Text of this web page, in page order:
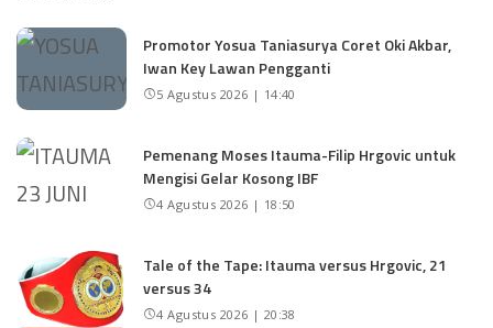
Promotor Yosua Taniasurya Coret Oki Akbar,
Iwan Key Lawan Pengganti
5 Agustus 2026 | 14:40
Pemenang Moses Itauma-Filip Hrgovic untuk
Mengisi Gelar Kosong IBF
4 Agustus 2026 | 18:50
Tale of the Tape: Itauma versus Hrgovic, 21
versus 34
4 Agustus 2026 | 20:38